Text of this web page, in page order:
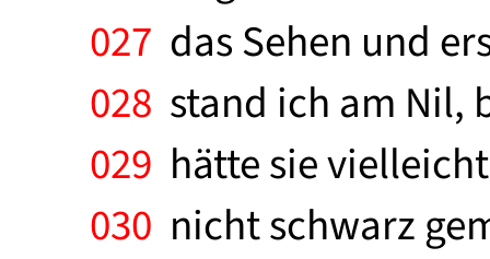
027 das Sehen und
028 stand ich am Nil,
029 hätte sie
030 nicht schwarz